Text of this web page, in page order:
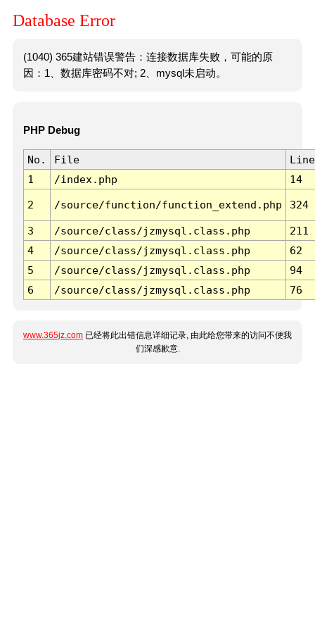
Database Error
(1040) 365建站错误警告：连接数据库失败，可能的原
因：1、数据库密码不对; 2、mysql未启动。
PHP Debug
No. File
Line
1
/index.php 14
2 /source/function/function_extend.php 324
3 /source/class/jzmysql.class.php
211
4
/source/class/jzmysql.class.php
62
5
/source/class/jzmysql.class.php
94
6
/source/class/jzmysql.class.php 76
www.365jz.com 已经将此出错信息详细记录, 由此给您带来的访问不便我
们深感歉意.